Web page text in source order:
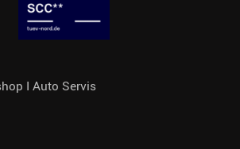
I Auto Servis